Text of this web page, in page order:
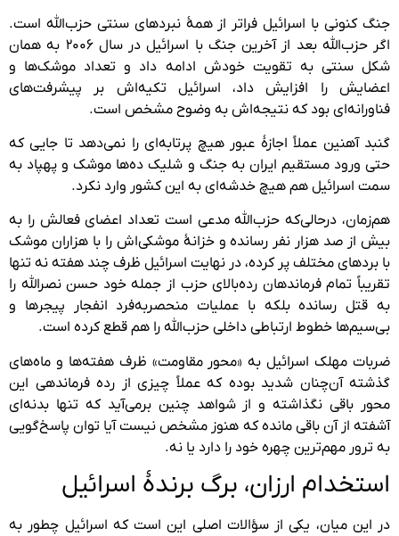
جنگ کنونی با اسرائیل فراتر از همهٔ نبردهای سنتی حزب‌الله است.
اگر حزب‌الله بعد از آخرین جنگ با اسرائیل در سال ۲۰۰۶ به همان
شکل سنتی به تقویت خودش ادامه داد و تعداد موشک‌ها و
اعضایش را افزایش داد، اسرائیل تکیه‌اش بر پیشرفت‌های
فناورانه‌ای بود که نتیجه‌اش به وضوح مشخص است.
گنبد آهنین عملاً اجازهٔ عبور هیچ پرتابه‌ای را نمی‌دهد تا جایی که
حتی ورود مستقیم ایران به جنگ و شلیک ده‌ها موشک و پهپاد به
سمت اسرائیل هم هیچ خدشه‌ای به این کشور وارد نکرد.
هم‌زمان، درحالی‌که حزب‌الله مدعی است تعداد اعضای فعالش را به
بیش از صد هزار نفر رسانده و خزانهٔ موشکی‌اش را با هزاران موشک
با بردهای مختلف پر کرده، در نهایت اسرائیل ظرف چند هفته نه تنها
تقریباً تمام فرماندهان رده‌بالای حزب از جمله خود حسن نصرالله را
به قتل رسانده بلکه با عملیات منحصربه‌فرد انفجار پیجرها و
بی‌سیم‌ها خطوط ارتباطی داخلی حزب‌الله را هم قطع کرده است.
ضربات مهلک اسرائیل به «محور مقاومت» ظرف هفته‌ها و ماه‌های
گذشته آن‌چنان شدید بوده که عملاً چیزی از رده فرماندهی این
محور باقی نگذاشته و از شواهد چنین برمی‌آید که تنها بدنه‌ای
آشفته از آن باقی مانده که هنوز مشخص نیست آیا توان پاسخ‌گویی
به ترور مهم‌ترین چهره خود را دارد یا نه.
استخدام ارزان، برگ برندهٔ اسرائیل
در این میان، یکی از سؤالات اصلی این است که اسرائیل چطور به